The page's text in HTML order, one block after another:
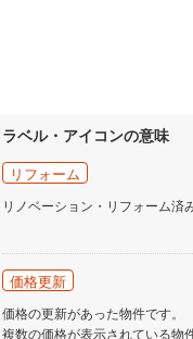
ラベル・アイコンの意味
リフォーム
リノベーション・リフォーム済
価格更新
価格の更新があった物件です。
複数の価格が表示されている物